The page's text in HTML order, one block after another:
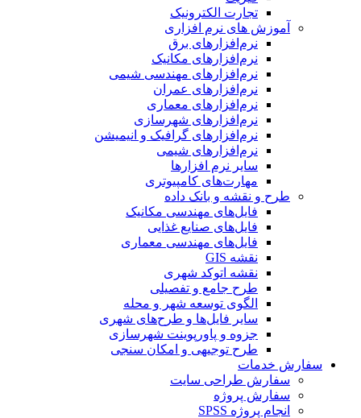
تجارت الکترونیک
آموزش های نرم افزاری
نرم‌افزارهای برق
نرم‌افزارهای مکانیک
نرم‌افزارهای مهندسی شیمی
نرم‌افزارهای عمران
نرم‌افزارهای معماری
نرم‌افزارهای شهرسازی
نرم‌افزارهای گرافیک و انیمیشن
نرم‌افزارهای شیمی
سایر نرم افزارها
مهارت‌های کامپیوتری
طرح و نقشه و بانک داده
فایل‌های مهندسی مکانیک
فایل‌های صنایع غذایی
فایل‌های مهندسی معماری
نقشه GIS
نقشه اتوکد شهری
طرح جامع و تفصیلی
الگوی توسعه شهر و محله
سایر فایل‌ها و طرح‌های شهری
جزوه و پاورپوینت شهرسازی
طرح توجیهی و امکان سنجی
سفارش خدمات
سفارش طراحی سایت
سفارش پروژه
انجام پروژه SPSS